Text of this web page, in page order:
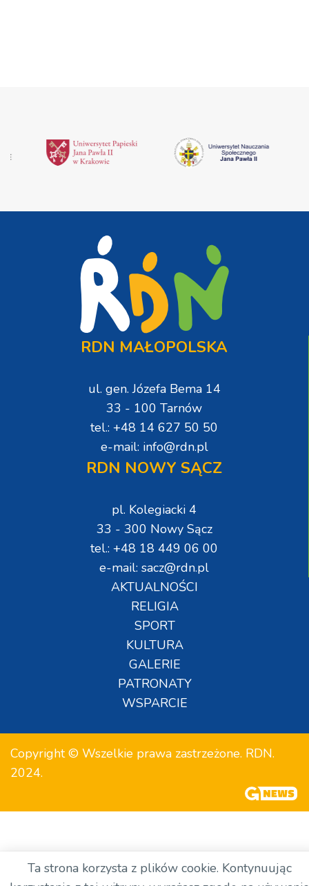
RDN MAŁOPOLSKA
ul. gen. Józefa Bema 14
33 - 100 Tarnów
tel.: +48 14 627 50 50
e-mail: info@rdn.pl
RDN NOWY SĄCZ
pl. Kolegiacki 4
33 - 300 Nowy Sącz
tel.: +48 18 449 06 00
e-mail: sacz@rdn.pl
AKTUALNOŚCI
RELIGIA
SPORT
KULTURA
GALERIE
PATRONATY
WSPARCIE
Copyright © Wszelkie prawa zastrzeżone. RDN.
2024.
Ta strona korzysta z plików cookie. Kontynuując